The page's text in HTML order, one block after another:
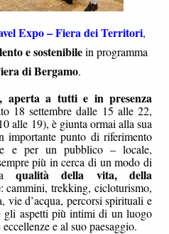
Expo – Fiera dei Territori,
e sostenibilein programma
di Bergamo.
aperta a tutti e in presenza
18 settembre dalle 15 alle 22,
alle 19), è giunta ormai alla sua
importante punto di riferimento
e per un pubblico – locale,
più in cerca di un modo di
qualità della vita, della
: cammini, trekking, cicloturismo,
vie d’acqua, percorsi spirituali e
gli aspetti più intimi di un luogo
e al suo paesaggio.